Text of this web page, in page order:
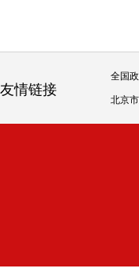
友情链接
全国
北京